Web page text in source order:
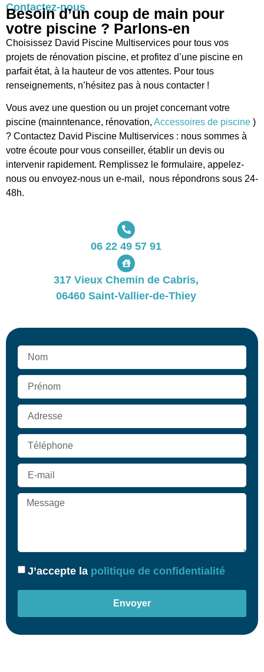
Contactez-nous
Besoin d’un coup de main pour
votre piscine ? Parlons-en
Choisissez David Piscine Multiservices pour tous vos
projets de rénovation piscine, et profitez d’une piscine en
parfait état, à la hauteur de vos attentes. Pour tous
renseignements, n’hésitez pas à nous contacter !
Vous avez une question ou un projet concernant votre
piscine (mainntenance, rénovation, Accessoires de piscine )
? Contactez David Piscine Multiservices : nous sommes à
votre écoute pour vous conseiller, établir un devis ou
intervenir rapidement. Remplissez le formulaire, appelez-
nous ou envoyez-nous un e-mail, nous répondrons sous 24-
48h.
06 22 49 57 91
317 Vieux Chemin de Cabris,
06460 Saint-Vallier-de-Thiey
J’accepte la politique de confidentialité
Envoyer